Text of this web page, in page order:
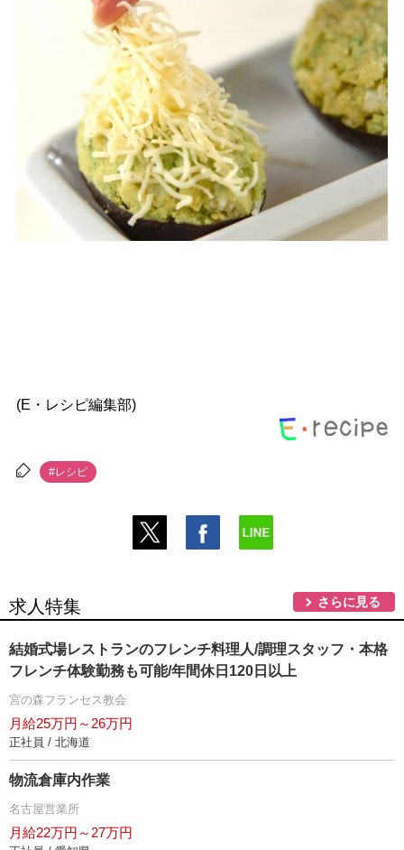
(E・レシピ編集部)
#レシピ
求人特集 さらに見る
結婚式場レストランのフレンチ料理人/調理スタッフ・本格
フレンチ体験勤務も可能/年間休日120日以上
宮の森フランセス教会
月給25万円～26万円
正社員 / 北海道
物流倉庫内作業
名古屋営業所
月給22万円～27万円